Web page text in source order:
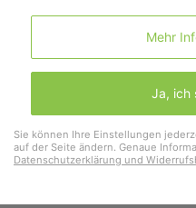
Die Mindeststeigerung
Gebot
100.- €
<
200.- €
Mehr
Ja, ich
Sie können Ihre Einstellungen
auf der Seite ändern. Genaue
Datenschutzerklärung und